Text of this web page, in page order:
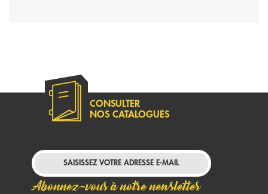
CONSULTER
NOS CATALOGUES
Abonnez-vous à notre newsletter